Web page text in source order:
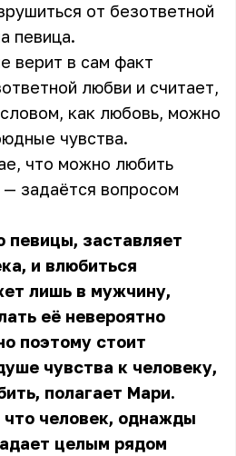
от безответной
певица.
верит в сам факт
любви и считает,
как любовь, можно
чувства.
что можно любить
задаётся вопросом
певицы, заставляет
и влюбиться
лишь в мужчину,
её невероятно
поэтому стоит
чувства к человеку,
полагает Мари.
человек, однажды
целым рядом